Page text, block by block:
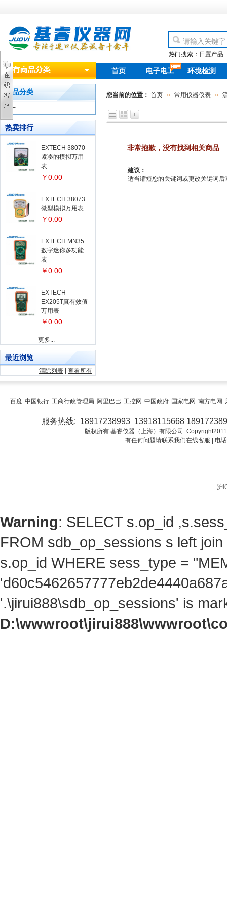
热门搜索： 日置产品
首页 电子电工
new
环境检测
产品分类
+
热卖排行
EXTECH 38070
紧凑的模拟万用
表
￥0.00
EXTECH 38073
微型模拟万用表
￥0.00
EXTECH MN35
数字迷你多功能
表
￥0.00
EXTECH
EX205T真有效值
万用表
￥0.00
更多...
最近浏览
清除列表 查看所有
您当前的位置： 首页 » 常用仪器仪表 »
非常抱歉，没有找到相关商品
建议：
适当缩短您的关键词或更改关键词后
百度 中国银行 工商行政管理局 阿里巴巴 工控网 中国政府 国家电网 南方电网
服务热线: 18917238993 13918115668
版权所有:基睿仪器（上海）有限公司
有任何问题请联系我们在线客服 | 电
沪
Warning: SELECT s.op_id
FROM sdb_op_sessions s left
s.op_id WHERE sess_type =
'.\jirui888\sdb_op_sessions' is